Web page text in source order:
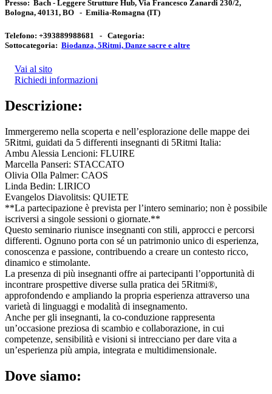
Presso: Bach - Leggere Strutture Hub, Via Francesco Zanardi 230/2,
Bologna, 40131, BO - Emilia-Romagna (IT)
Telefono: +393889988681 - Categoria:
Sottocategoria: Biodanza, 5Ritmi, Danze sacre e altre
Vai al sito
Richiedi informazioni
Descrizione:
Immergeremo nella scoperta e nell’esplorazione delle mappe dei
5Ritmi, guidati da 5 differenti insegnanti di 5Ritmi Italia:
Ambu Alessia Lencioni: FLUIRE
Marcella Panseri: STACCATO
Olivia Olla Palmer: CAOS
Linda Bedin: LIRICO
Evangelos Diavolitsis: QUIETE
**La partecipazione è prevista per l’intero seminario; non è possibile
iscriversi a singole sessioni o giornate.**
Questo seminario riunisce insegnanti con stili, approcci e percorsi
differenti. Ognuno porta con sé un patrimonio unico di esperienza,
conoscenza e passione, contribuendo a creare un contesto ricco,
dinamico e stimolante.
La presenza di più insegnanti offre ai partecipanti l’opportunità di
incontrare prospettive diverse sulla pratica dei 5Ritmi®,
approfondendo e ampliando la propria esperienza attraverso una
varietà di linguaggi e modalità di insegnamento.
Anche per gli insegnanti, la co-conduzione rappresenta
un’occasione preziosa di scambio e collaborazione, in cui
competenze, sensibilità e visioni si intrecciano per dare vita a
un’esperienza più ampia, integrata e multidimensionale.
Dove siamo: